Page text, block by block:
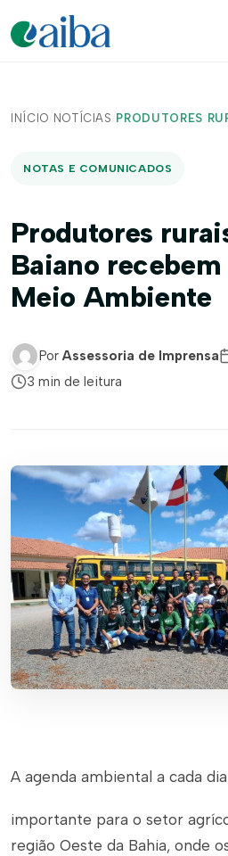
INÍCIO/ NOTÍCIAS / PRODUTORES
NOTAS E COMUNICADOS
Produtores
Baiano
Meio Ambiente
Por Assessoria de Imprensa
3 min de leitura
A agenda ambiental a cada
importante para o setor
região Oeste da Bahia, onde